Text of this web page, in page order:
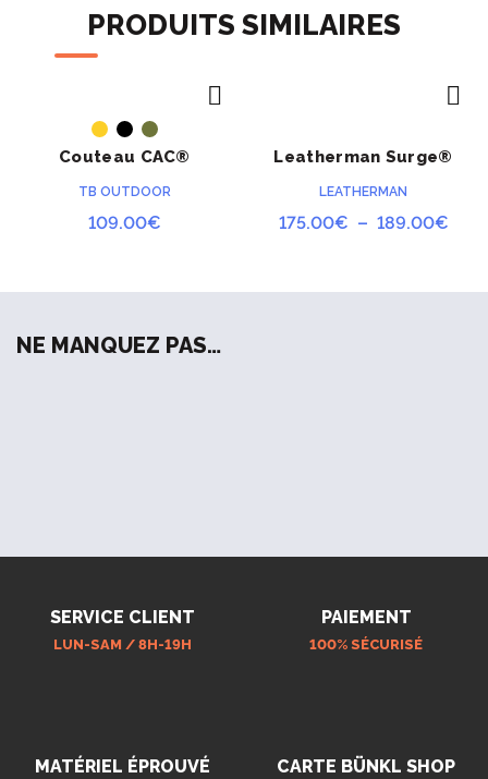
PRODUITS SIMILAIRES
ACHETER
Couteau CAC®
TB OUTDOOR
109.00€
Leatherman Surge®
LEATHERMAN
175.00€ – 189.00€
NE MANQUEZ PAS…
SERVICE CLIENT
LUN-SAM / 8H-19H
PAIEMENT
100% SÉCURISÉ
MATÉRIEL ÉPROUVÉ CARTE BÜNKL SHOP